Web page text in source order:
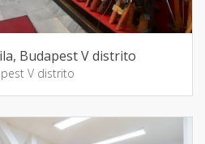
Budapest V distrito
V distrito